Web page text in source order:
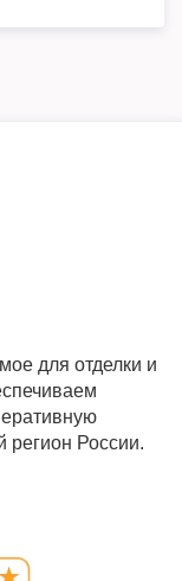
для отделки и
регион России.